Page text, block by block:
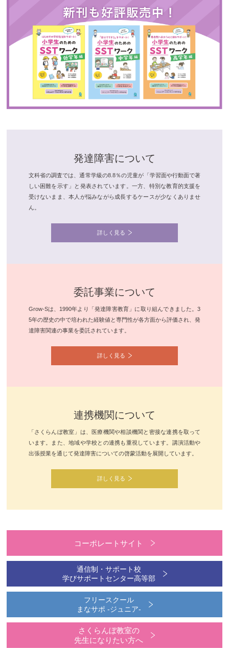
発達障害について
文科省の調査では、通常学級の8.8％の児童が「学習面や行動面で著
しい困難を示す」と発表されています。一方、特別な教育的支援を
受けないまま、本人が悩みながら成長するケースが少なくありませ
ん。
詳しく見る
委託事業について
Grow-Sは、1990年より「発達障害教育」に取り組んできました。3
5年の歴史の中で培われた経験値と専門性が各方面から評価され、発
達障害関連の事業を委託されています。
詳しく見る
連携機関について
「さくらんぼ教室」は、医療機関や相談機関と密接な連携を取って
います。また、地域や学校との連携も重視しています。講演活動や
出張授業を通じて発達障害についての啓蒙活動を展開しています。
詳しく見る
コーポレートサイト
通信制・サポート校
学びサポートセンター高等部
フリースクール
まなサポ -ジュニア-
さくらんぼ教室の
先生になりたい方へ